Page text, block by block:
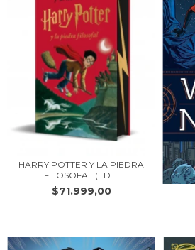
HARRY POTTER Y LA PIEDRA
FILOSOFAL (ED....
$71.999,00